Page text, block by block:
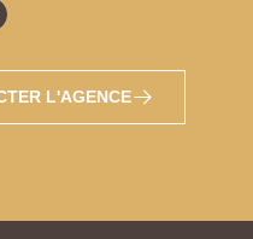
L'AGENCE